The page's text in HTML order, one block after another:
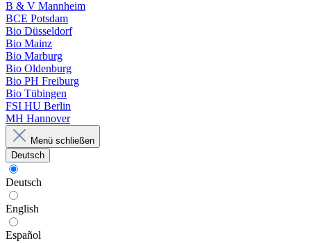
B & V Mannheim
BCE Potsdam
Bio Düsseldorf
Bio Mainz
Bio Marburg
Bio Oldenburg
Bio PH Freiburg
Bio Tübingen
FSI HU Berlin
MH Hannover
Menü schließen
Deutsch
Deutsch
English
Español